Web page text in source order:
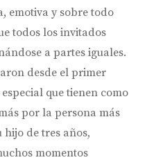
emotiva y sobre todo
todos los invitados
a partes iguales.
desde el primer
que tienen como
por la persona más
hijo de tres años,
momentos